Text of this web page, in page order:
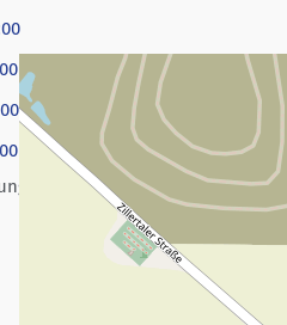
startet am 31.03.2025 und endet